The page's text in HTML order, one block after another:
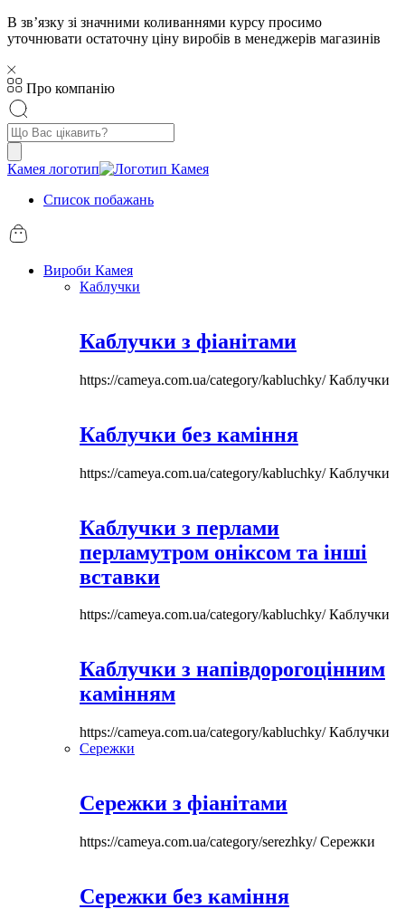
В звʼязку зі значними коливаннями курсу просимо
уточнювати остаточну ціну виробів в менеджерів магазинів
Про компанію
Пошук
товарів
Камея логотип
Список побажань
Вироби Камея
Каблучки
Каблучки з фіанітами
https://cameya.com.ua/category/kabluchky/Каблучки
Каблучки без каміння
https://cameya.com.ua/category/kabluchky/Каблучки
Каблучки з перлами
перламутром оніксом та інші
вставки
https://cameya.com.ua/category/kabluchky/Каблучки
Каблучки з напівдорогоцінним
камінням
https://cameya.com.ua/category/kabluchky/Каблучки
Сережки
Сережки з фіанітами
https://cameya.com.ua/category/serezhky/Сережки
Сережки без каміння